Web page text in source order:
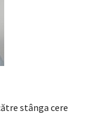
stânga cere